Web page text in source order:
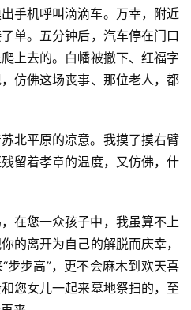
手机呼叫滴滴车。万幸，附近
单。五分钟后，汽车停在门口
上去的。白幡被撤下、红福字
仿佛这场丧事、那位老人，都
北平原的凉意。我摸了摸右臂
留着孝章的温度，又仿佛，什
在您一众孩子中，我虽算不上
的离开为自己的解脱而庆幸，
步步高”，更不会麻木到欢天喜
您女儿一起来墓地祭扫的，至